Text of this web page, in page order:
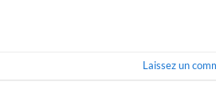
Laissez un